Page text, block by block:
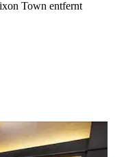
Town entfernt